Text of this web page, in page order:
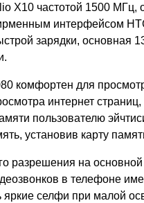
X10 частотой 1500 МГц,
интерфейсом
зарядки, основная
комфортен для
интернет
пользователю
установив карту
разрешения на
в телефоне
селфи при малой